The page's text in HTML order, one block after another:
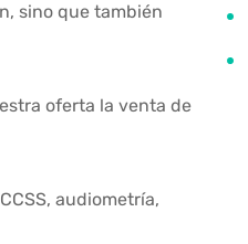
sino que también
oferta la venta de
audiometría,